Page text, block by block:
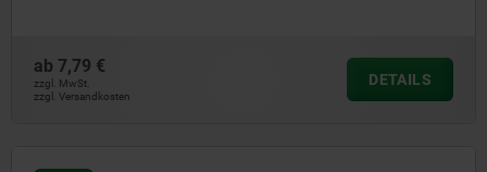
ab 7,79 €
zzgl. MwSt.
zzgl. Versandkosten
DETAILS